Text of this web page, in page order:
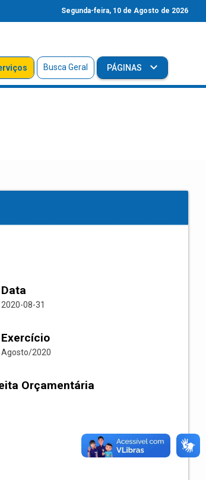
Segunda-feira, 10 de Agosto de 2026
Busca Geral PÁGINAS
Data
2020-08-31
Exercício
Agosto/2020
Orçamentária